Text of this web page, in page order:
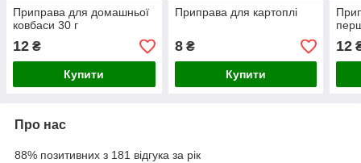
Приправа для домашньої
ковбаси 30 г
12 ₴
Купити
Приправа для картоплі
8₴
Купити
12
Про нас
88% позитивних з 181 відгука за рік